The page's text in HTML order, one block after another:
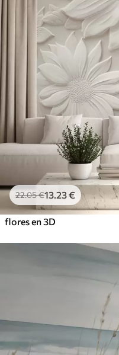
22.05€13 .23€
flores en 3D